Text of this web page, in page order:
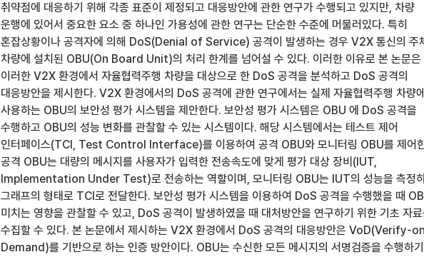
취약점에 대응하기 위해 각종 표준이 제정되고 대응방안에 관한 연구가 수행되고 있지만, 차량
운행에 있어서 중요한 요소 중 하나인 가용성에 관한 연구는 단순한 수준에 머물러있다. 특히
혼잡상황이나 공격자에 의해 DoS(Denial of Service) 공격이 발생하는 경우 V2X 통신의 주
차량에 설치된 OBU(On Board Unit)의 처리 한계를 넘어설 수 있다. 이러한 이유로 본 논문은
이러한 V2X 환경에서 자율협력주행 차량을 대상으로 한 DoS 공격을 분석하고 DoS 공격의
대응방안을 제시한다. V2X 환경에서의 DoS 공격에 관한 연구에서는 실제 자율협력주행 차량
사용하는 OBU의 보안성 평가 시스템을 제안한다. 보안성 평가 시스템은 OBU 에 DoS 공격을
수행하고 OBU의 성능 변화를 관찰할 수 있는 시스템이다. 해당 시스템에서는 테스트 제어
인터페이스(TCI, Test Control Interface)를 이용하여 공격 OBU와 모니터링 OBU를 제어
공격 OBU는 대량의 메시지를 사용자가 입력한 전송속도에 맞게 평가 대상 장비(IUT,
Implementation Under Test)로 전송하는 역할이며, 모니터링 OBU는 IUT의 성능을 측정
그래프의 형태로 TCI로 전달한다. 보안성 평가 시스템을 이용하여 DoS 공격을 수행했을 때
미치는 영향을 관찰할 수 있고, DoS 공격이 발생하였을 때 대처방안을 연구하기 위한 기초 자
수집할 수 있다. 본 논문에서 제시하는 V2X 환경에서 DoS 공격의 대응방안은 VoD(Verify-
Demand)를 기반으로 하는 인증 방안이다. OBU는 수신한 모든 메시지의 서명검증을 수행하기